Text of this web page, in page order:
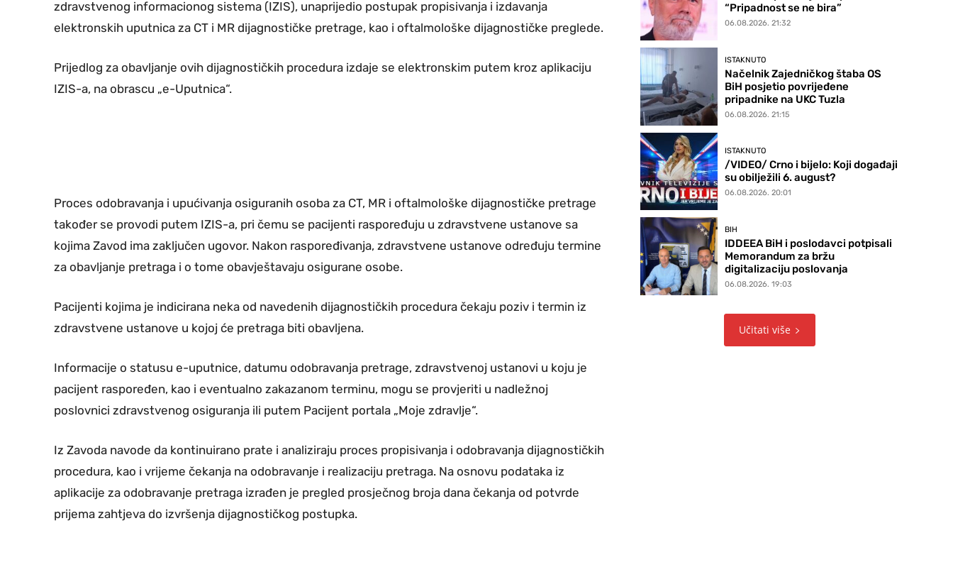
zdravstvenog informacionog sistema (IZIS), unaprijedio postupak propisivanja i izdavanja
elektronskih uputnica za CT i MR dijagnostičke pretrage, kao i oftalmološke dijagnostičke preglede.
Prijedlog za obavljanje ovih dijagnostičkih procedura izdaje se elektronskim putem kroz aplikaciju
IZIS-a, na obrascu „e-Uputnica“.
Proces odobravanja i upućivanja osiguranih osoba za CT, MR i oftalmološke dijagnostičke pretrage
također se provodi putem IZIS-a, pri čemu se pacijenti raspoređuju u zdravstvene ustanove sa
kojima Zavod ima zaključen ugovor. Nakon raspoređivanja, zdravstvene ustanove određuju termine
za obavljanje pretraga i o tome obavještavaju osigurane osobe.
Pacijenti kojima je indicirana neka od navedenih dijagnostičkih procedura čekaju poziv i termin iz
zdravstvene ustanove u kojoj će pretraga biti obavljena.
Informacije o statusu e-uputnice, datumu odobravanja pretrage, zdravstvenoj ustanovi u koju je
pacijent raspoređen, kao i eventualno zakazanom terminu, mogu se provjeriti u nadležnoj
poslovnici zdravstvenog osiguranja ili putem Pacijent portala „Moje zdravlje“.
Iz Zavoda navode da kontinuirano prate i analiziraju proces propisivanja i odobravanja dijagnostičkih
procedura, kao i vrijeme čekanja na odobravanje i realizaciju pretraga. Na osnovu podataka iz
aplikacije za odobravanje pretraga izrađen je pregled prosječnog broja dana čekanja od potvrde
prijema zahtjeva do izvršenja dijagnostičkog postupka.
“Pripadnost se ne bira”
06.08.2026. 21:32
ISTAKNUTO
Načelnik Zajedničkog štaba OS
BiH posjetio povrijeđene
pripadnike na UKC Tuzla
06.08.2026. 21:15
ISTAKNUTO
/VIDEO/ Crno i bijelo: Koji događaji
su obilježili 6. august?
06.08.2026. 20:01
BIH
IDDEEA BiH i poslodavci potpisali
Memorandum za bržu
digitalizaciju poslovanja
06.08.2026. 19:03
Učitati više